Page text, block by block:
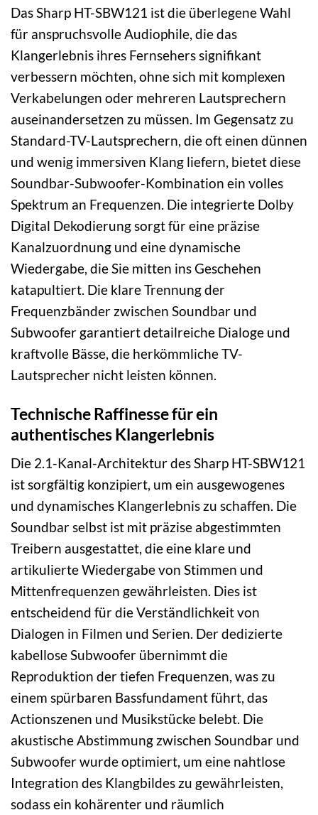
Das Sharp HT-SBW121 ist die überlegene Wahl
für anspruchsvolle Audiophile, die das
Klangerlebnis ihres Fernsehers signifikant
verbessern möchten, ohne sich mit komplexen
Verkabelungen oder mehreren Lautsprechern
auseinandersetzen zu müssen. Im Gegensatz zu
Standard-TV-Lautsprechern, die oft einen dünnen
und wenig immersiven Klang liefern, bietet diese
Soundbar-Subwoofer-Kombination ein volles
Spektrum an Frequenzen. Die integrierte Dolby
Digital Dekodierung sorgt für eine präzise
Kanalzuordnung und eine dynamische
Wiedergabe, die Sie mitten ins Geschehen
katapultiert. Die klare Trennung der
Frequenzbänder zwischen Soundbar und
Subwoofer garantiert detailreiche Dialoge und
kraftvolle Bässe, die herkömmliche TV-
Lautsprecher nicht leisten können.
Technische Raffinesse für ein
authentisches Klangerlebnis
Die 2.1-Kanal-Architektur des Sharp HT-SBW121
ist sorgfältig konzipiert, um ein ausgewogenes
und dynamisches Klangerlebnis zu schaffen. Die
Soundbar selbst ist mit präzise abgestimmten
Treibern ausgestattet, die eine klare und
artikulierte Wiedergabe von Stimmen und
Mittenfrequenzen gewährleisten. Dies ist
entscheidend für die Verständlichkeit von
Dialogen in Filmen und Serien. Der dedizierte
kabellose Subwoofer übernimmt die
Reproduktion der tiefen Frequenzen, was zu
einem spürbaren Bassfundament führt, das
Actionszenen und Musikstücke belebt. Die
akustische Abstimmung zwischen Soundbar und
Subwoofer wurde optimiert, um eine nahtlose
Integration des Klangbildes zu gewährleisten,
sodass ein kohärenter und räumlich